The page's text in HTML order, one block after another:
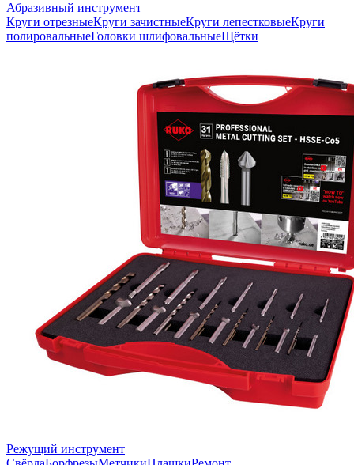
Абразивный инструмент
Круги отрезныеКруги зачистныеКруги лепестковыеКруги
полировальныеГоловки шлифовальныеЩётки
Режущий инструмент